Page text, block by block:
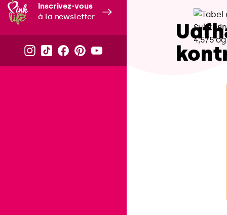
Inscrivez-vous
à la newsletter